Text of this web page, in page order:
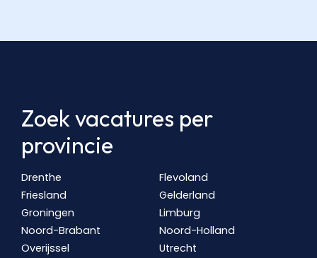
Zoek vacatures per
provincie
Drenthe
Flevoland
Friesland
Gelderland
Groningen
Limburg
Noord-Brabant
Noord-Holland
Overijssel
Utrecht